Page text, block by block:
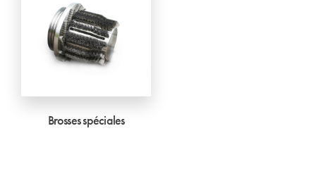
Brosses spéciales